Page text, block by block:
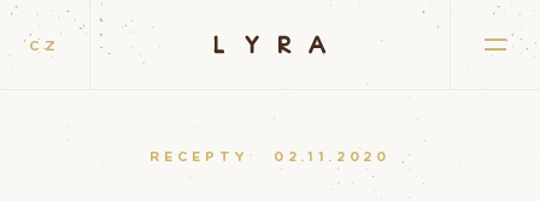
CZ
RECEPTY 02.11.2020